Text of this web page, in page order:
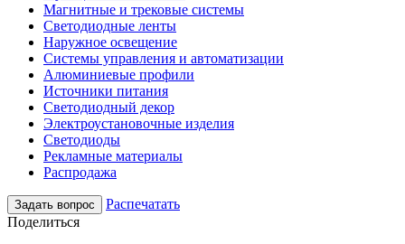
Магнитные и трековые системы
Светодиодные ленты
Наружное освещение
Системы управления и автоматизации
Алюминиевые профили
Источники питания
Светодиодный декор
Электроустановочные изделия
Светодиоды
Рекламные материалы
Распродажа
Задать вопрос
Распечатать
Поделиться